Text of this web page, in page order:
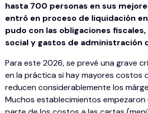
hasta 700 personas en sus
entró en proceso de liquidación
pudo con las obligaciones
social y gastos de administración
Para este 2026, se prevé una grave
en la práctica si hay mayores costos
reducen considerablemente los
Muchos establecimientos